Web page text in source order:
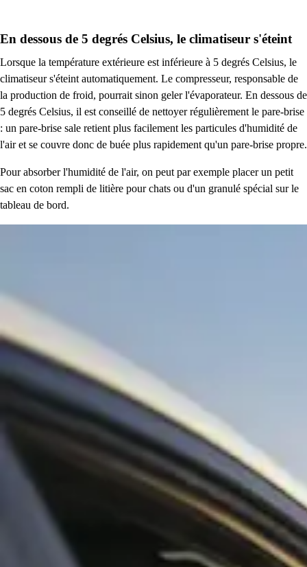
En dessous de 5 degrés Celsius, le climatiseur s'éteint
Lorsque la température extérieure est inférieure à 5 degrés Celsius, le
climatiseur s'éteint automatiquement. Le compresseur, responsable de
la production de froid, pourrait sinon geler l'évaporateur. En dessous de
5 degrés Celsius, il est conseillé de nettoyer régulièrement le pare-brise
: un pare-brise sale retient plus facilement les particules d'humidité de
l'air et se couvre donc de buée plus rapidement qu'un pare-brise propre.
Pour absorber l'humidité de l'air, on peut par exemple placer un petit
sac en coton rempli de litière pour chats ou d'un granulé spécial sur le
tableau de bord.